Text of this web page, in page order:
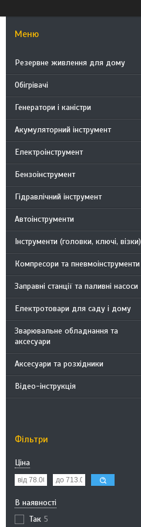
Резервне живлення для дому
Обігрівачі
Генератори і каністри
Акумуляторний інструмент
Електроінструмент
Бензоінструмент
Гідравлічний інструмент
Автоінструменти
Інструменти (головки, ключі, візки)
Компресори та пневмоінструменти
Заправні станції та паливні насоси
Електротовари для саду і дому
Зварювальне обладнання та
аксесуари
Аксесуари та розхідники
Відео-інструкція
Фільтри
Ціна
В наявності
Так 5